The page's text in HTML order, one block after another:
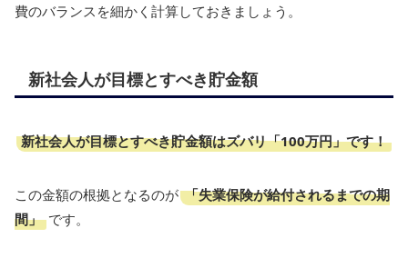
費のバランスを細かく計算しておきましょう。
新社会人が目標とすべき貯金額
新社会人が目標とすべき貯金額はズバリ「100万円」です！
この金額の根拠となるのが 「失業保険が給付されるまでの期
間」 です。